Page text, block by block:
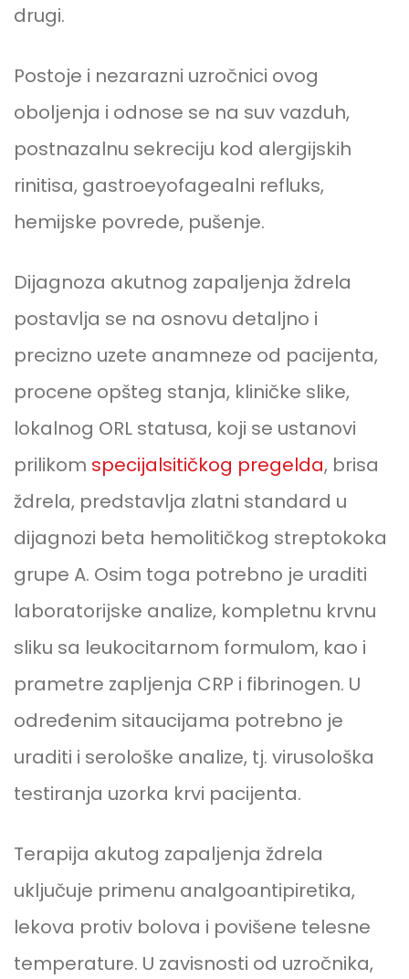
drugi.
Postoje i nezarazni uzročnici ovog
oboljenja i odnose se na suv vazduh,
postnazalnu sekreciju kod alergijskih
rinitisa, gastroeyofagealni refluks,
hemijske povrede, pušenje.
Dijagnoza akutnog zapaljenja ždrela
postavlja se na osnovu detaljno i
precizno uzete anamneze od pacijenta,
procene opšteg stanja, kliničke slike,
lokalnog ORL statusa, koji se ustanovi
prilikom specijalsitičkog pregelda, brisa
ždrela, predstavlja zlatni standard u
dijagnozi beta hemolitičkog streptokoka
grupe A. Osim toga potrebno je uraditi
laboratorijske analize, kompletnu krvnu
sliku sa leukocitarnom formulom, kao i
prametre zapljenja CRP i fibrinogen. U
određenim sitaucijama potrebno je
uraditi i serološke analize, tj. virusološka
testiranja uzorka krvi pacijenta.
Terapija akutog zapaljenja ždrela
uključuje primenu analgoantipiretika,
lekova protiv bolova i povišene telesne
temperature. U zavisnosti od uzročnika,